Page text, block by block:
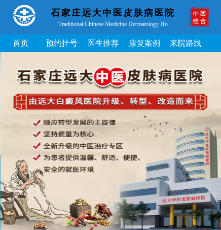
石家庄远大中医皮肤病医院
Traditional Chinese Medicine Dermatology Ho
首页 预约挂号 医生推荐 康复案例 来院路线